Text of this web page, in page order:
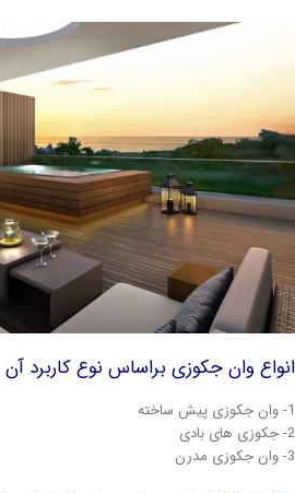
وان جکوزی براساس نوع کاربرد آن